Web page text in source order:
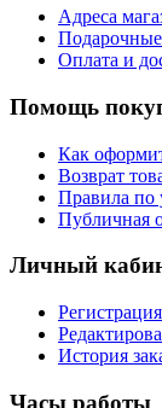
Адреса
Оплата и
Помощь
Как
Возврат
Правила по
Публичная
Личный
Регистрация
История
Часы работы